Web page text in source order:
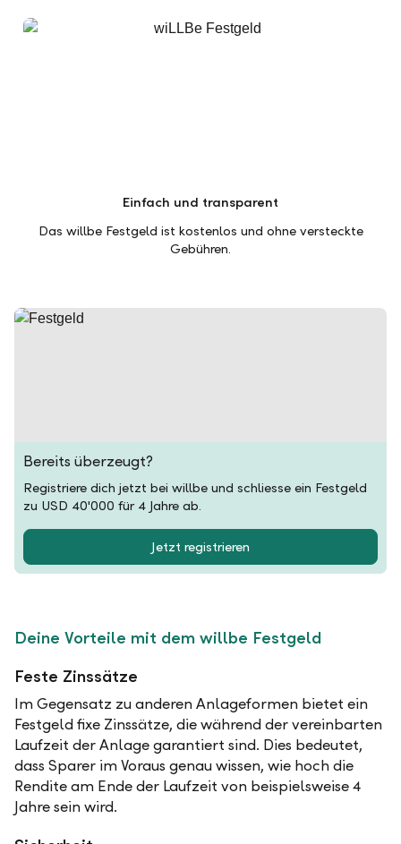
Einfach und transparent
Das willbe Festgeld ist kostenlos und ohne versteckte
Gebühren.
Bereits überzeugt?
Registriere dich jetzt bei willbe und schliesse ein Festgeld
zu USD 40'000 für 4 Jahre ab.
Jetzt registrieren
Deine Vorteile mit dem willbe Festgeld
Feste Zinssätze
Im Gegensatz zu anderen Anlageformen bietet ein
Festgeld fixe Zinssätze, die während der vereinbarten
Laufzeit der Anlage garantiert sind. Dies bedeutet,
dass Sparer im Voraus genau wissen, wie hoch die
Rendite am Ende der Laufzeit von beispielsweise 4
Jahre sein wird.